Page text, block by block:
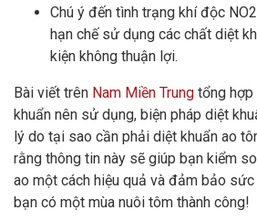
Chú ý đến tình trạng khí độc
hạn chế sử dụng các chất diệt
kiện không thuận lợi.
Bài viết trên Nam Miền Trung tổng
khuẩn nên sử dụng, biện pháp diệt
lý do tại sao cần phải diệt khuẩn ao
rằng thông tin này sẽ giúp bạn kiểm
ao một cách hiệu quả và đảm bảo
bạn có một mùa nuôi tôm thành công!